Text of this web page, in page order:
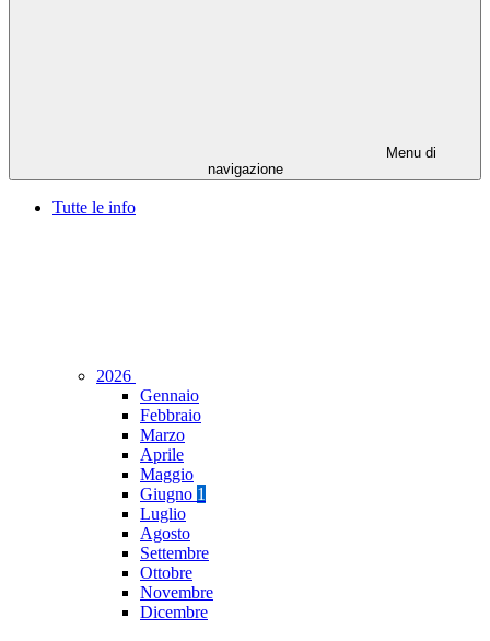
Menu di
navigazione
Tutte le info
2026
Gennaio
Febbraio
Marzo
Aprile
Maggio
Giugno 1
Luglio
Agosto
Settembre
Ottobre
Novembre
Dicembre